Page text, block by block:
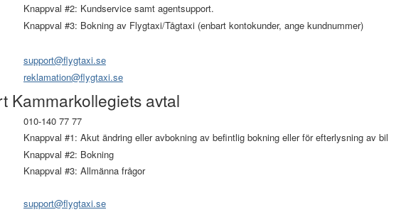
Knappval #2: Kundservice samt agentsupport.
Knappval #3: Bokning av Flygtaxi/Tågtaxi (enbart kontokunder, ange kundnummer)
support@flygtaxi.se
reklamation@flygtaxi.se
Kammarkollegiets avtal
010-140 77 77
Knappval #1: Akut ändring eller avbokning av befintlig bokning eller för efterlysning av bil
Knappval #2: Bokning
Knappval #3: Allmänna frågor
support@flygtaxi.se